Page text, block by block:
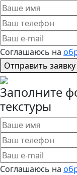
Соглашаюсь на
Отправить заявку
Заполните
текстуры
Соглашаюсь на